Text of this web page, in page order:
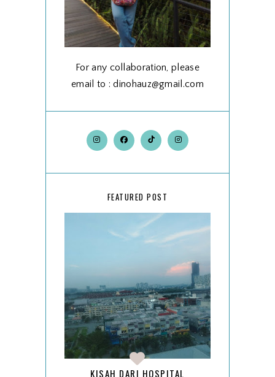
For any collaboration, please
email to : dinohauz@gmail.com
FEATURED POST
KISAH DARI HOSPITAL